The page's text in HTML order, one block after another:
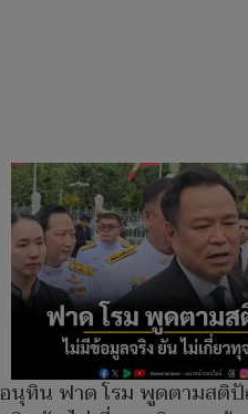
อนุทิน ฟาด โรม พูดตามสติ